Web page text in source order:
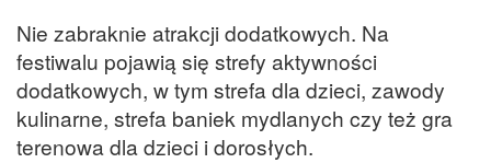
Nie zabraknie atrakcji dodatkowych. Na
festiwalu pojawią się strefy aktywności
dodatkowych, w tym strefa dla dzieci, zawody
kulinarne, strefa baniek mydlanych czy też gra
terenowa dla dzieci i dorosłych.